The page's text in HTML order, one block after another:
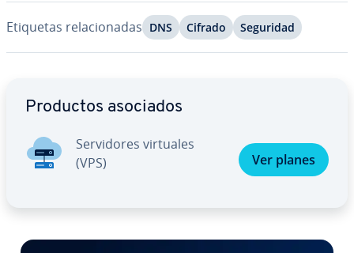
Etiquetas re­la­cio­na­das DNS Cifrado Seguridad
Productos asociados
Se­r­vi­do­res virtuales
(VPS)
Ver planes